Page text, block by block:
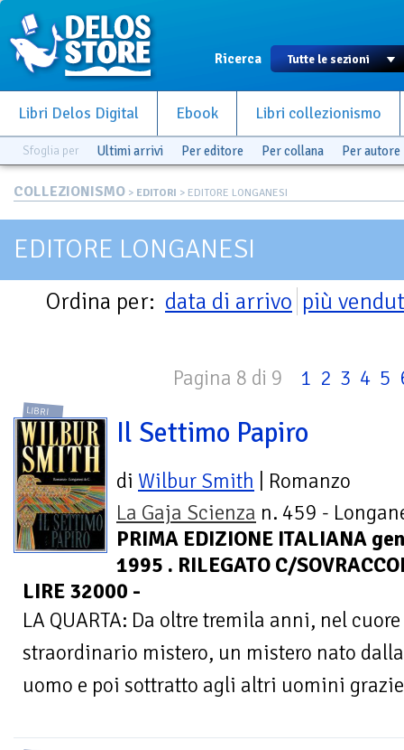
Ricerca
Libri Delos Digital Ebook Libri collezionismo
Sfoglia per Ultimi arrivi Per editore Per collana Per autore
COLLEZIONISMO > EDITORI > EDITORE LONGANESI
EDITORE LONGANESI
Ordina per: data di arrivo più
Pagina 8 di 9 1 2 3 4 5
LIBRI
Il Settimo Papiro
di Wilbur Smith | Romanzo
La Gaja Scienza n. 459 -
PRIMA EDIZIONE ITALIANA
1995 . RILEGATO C/
LIRE 32000 -
LA QUARTA: Da oltre tremila anni, nel
straordinario mistero, un mistero nato
uomo e poi sottratto agli altri uomini